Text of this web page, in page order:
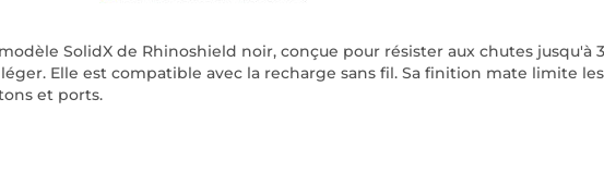
SolidX de Rhinoshield noir, conçue pour résister aux chutes jusqu'à
Elle est compatible avec la recharge sans fil. Sa finition mate limite
et ports.